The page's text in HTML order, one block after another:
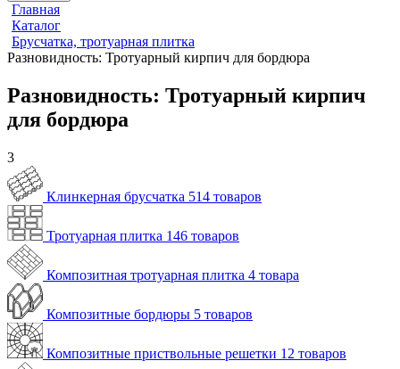
Главная
Каталог
Брусчатка, тротуарная плитка
Разновидность: Тротуарный кирпич для бордюра
Разновидность: Тротуарный кирпич
для бордюра
3
Клинкерная брусчатка 514 товаров
Тротуарная плитка 146 товаров
Композитная тротуарная плитка 4 товара
Композитные бордюры 5 товаров
Композитные приствольные решетки 12 товаров